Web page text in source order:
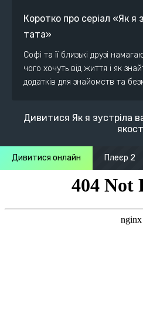
Коротко про серіал «Як я
тата»
Софі та її близькі друзі
чого хочуть від життя і як
додатків для знайомств та
Дивитися Як я зустріла
Дивитися онлайн Плеєр 2